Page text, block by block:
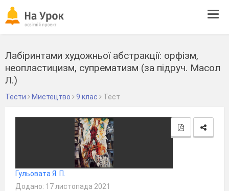
Лабіринтами художньої абстракції: орфізм,
неопластицизм, супрематизм (за підруч. Масол
Л.)
Тести Мистецтво 9 клас Тест
Гульовата Я. П.
Додано: 17 листопада 2021